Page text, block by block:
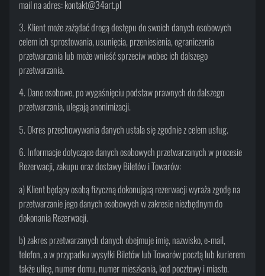
mail na adres: kontakt@34art.pl
3. Klient może zażądać drogą dostępu do swoich danych osobowych
celem ich sprostowania, usunięcia, przeniesienia, ograniczenia
przetwarzania lub może wnieść sprzeciw wobec ich dalszego
przetwarzania.
4. Dane osobowe, po wygaśnięciu podstaw prawnych do dalszego
przetwarzania, ulegają anonimizacji.
5. Okres przechowywania danych ustala się zgodnie z celem usług.
6. Informacje dotyczące danych osobowych przetwarzanych w procesie
Rezerwacji, zakupu oraz dostawy Biletów i Towarów:
a) Klient będący osobą fizyczną dokonującą rezerwacji wyraża zgodę na
przetwarzanie jego danych osobowych w zakresie niezbędnym do
dokonania Rezerwacji.
b) zakres przetwarzanych danych obejmuje imię, nazwisko, e-mail,
telefon, a w przypadku wysyłki Biletów lub Towarów pocztą lub kurierem
także ulicę, numer domu, numer mieszkania, kod pocztowy i miasto.